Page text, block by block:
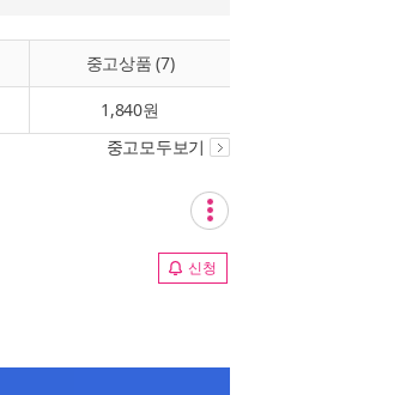
중고상품 (7)
1,840원
중고모두보기
신청